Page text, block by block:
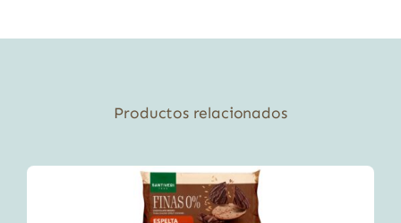
Productos relacionados